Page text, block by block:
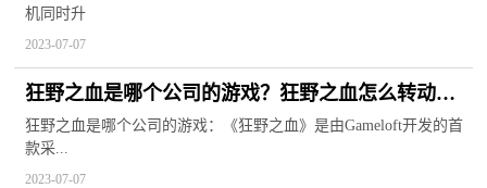
机同时升
2023-07-07
狂野之血是哪个公司的游戏？狂野之血怎么转动视
角？
狂野之血是哪个公司的游戏：《狂野之血》是由Gameloft开发的首
款采...
2023-07-07